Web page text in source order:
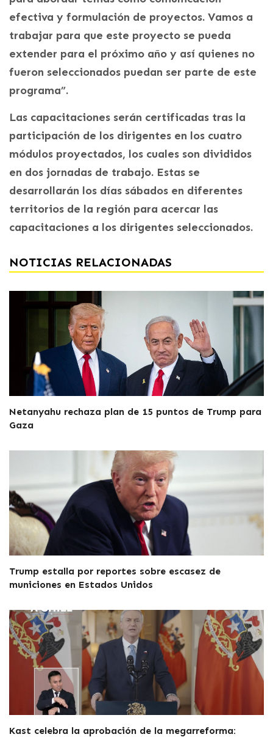
efectiva y formulación de proyectos. Vamos a
trabajar para que este proyecto se pueda
extender para el próximo año y así quienes no
fueron seleccionados puedan ser parte de este
programa”.
Las capacitaciones serán certificadas tras la
participación de los dirigentes en los cuatro
módulos proyectados, los cuales son divididos
en dos jornadas de trabajo. Estas se
desarrollarán los días sábados en diferentes
territorios de la región para acercar las
capacitaciones a los dirigentes seleccionados.
NOTICIAS RELACIONADAS
Netanyahu rechaza plan de 15 puntos de Trump para
Gaza
Trump estalla por reportes sobre escasez de
municiones en Estados Unidos
Kast celebra la aprobación de la megarreforma: